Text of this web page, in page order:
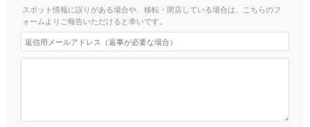
スポット情報に誤りがある場合や、移転・閉店している場合は、こちらのフ
ォームよりご報告いただけると幸いです。